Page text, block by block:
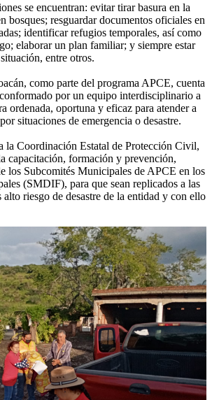
se encuentran: evitar tirar basura en la
bosques; resguardar documentos oficiales en
identificar refugios temporales, así como
elaborar un plan familiar; y siempre estar
entre otros.
como parte del programa APCE, cuenta
por un equipo interdisciplinario a
ordenada, oportuna y eficaz para atender a
situaciones de emergencia o desastre.
la Coordinación Estatal de Protección Civil,
capacitación, formación y prevención,
los Subcomités Municipales de APCE en los
(SMDIF), para que sean replicados a las
alto riesgo de desastre de la entidad y con ello